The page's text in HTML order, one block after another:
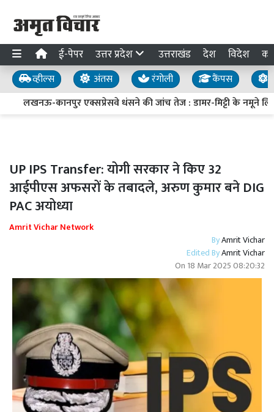
ई-पेपर उत्तर प्रदेश उत्तराखंड देश विदेश
व्हील्स अंतस रंगोली कैंपस
लखनऊ-कानपुर एक्सप्रेसवे धंसने की जांच तेज : डामर-मिट्टी के नमूने
UP IPS Transfer: योगी सरकार ने किए 32
आईपीएस अफसरों के तबादले, अरुण कुमार बने DIG
PAC अयोध्या
Amrit Vichar Network
ByAmrit Vichar
Edited ByAmrit Vichar
On 18 Mar 2025 08:20:32